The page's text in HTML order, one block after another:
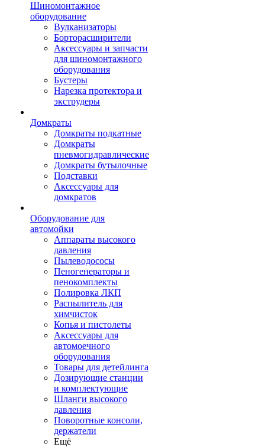
Шиномонтажное
оборудование
Вулканизаторы
Борторасширители
Аксессуары и запчасти
для шиномонтажного
оборудования
Бустеры
Нарезка протектора и
экструдеры
Домкраты
Домкраты подкатные
Домкраты
пневмогидравлические
Домкраты бутылочные
Подставки
Аксессуары для
домкратов
Оборудование для
автомойки
Аппараты высокого
давления
Пылеводососы
Пеногенераторы и
пенокомплекты
Полировка ЛКП
Распылитель для
химчисток
Копья и пистолеты
Аксессуары для
автомоечного
оборудования
Товары для детейлинга
Дозирующие станции
и комплектующие
Шланги высокого
давления
Поворотные консоли,
держатели
Ещё